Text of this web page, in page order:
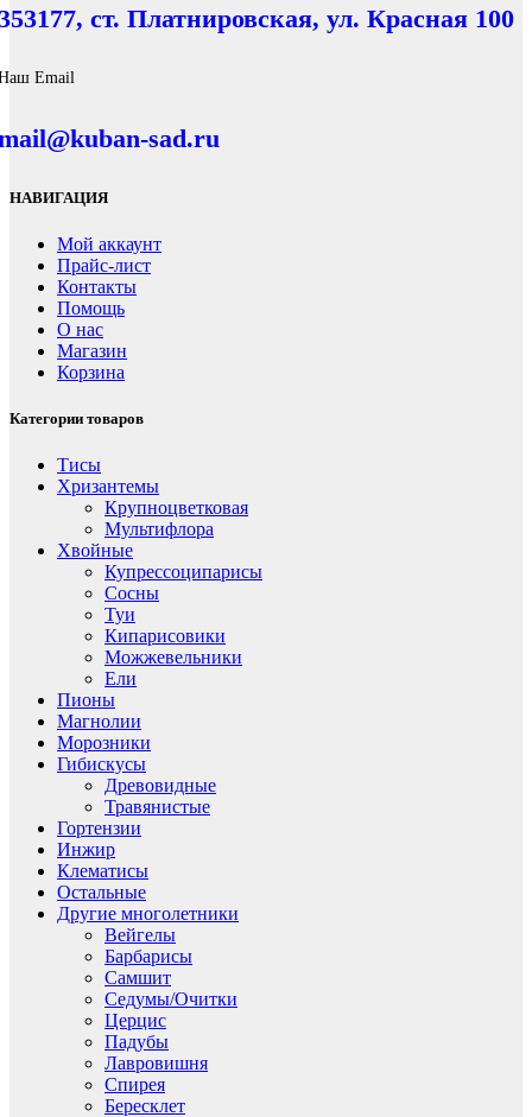
ст. Платнировская, ул. Красная 100
Email
sad.ru
НАВИГАЦИЯ
Мой аккаунт
Прайс-лист
Контакты
Помощь
О нас
Магазин
Корзина
Категории товаров
Тисы
Хризантемы
Крупноцветковая
Мультифлора
Хвойные
Купрессоципарисы
Сосны
Туи
Кипарисовики
Можжевельники
Ели
Пионы
Магнолии
Морозники
Гибискусы
Древовидные
Травянистые
Гортензии
Инжир
Клематисы
Остальные
Другие многолетники
Вейгелы
Барбарисы
Самшит
Седумы/Очитки
Церцис
Падубы
Лавровишня
Спирея
Бересклет